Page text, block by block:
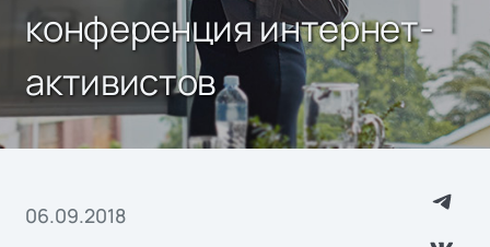
конференция интернет-
активистов
06.09.2018